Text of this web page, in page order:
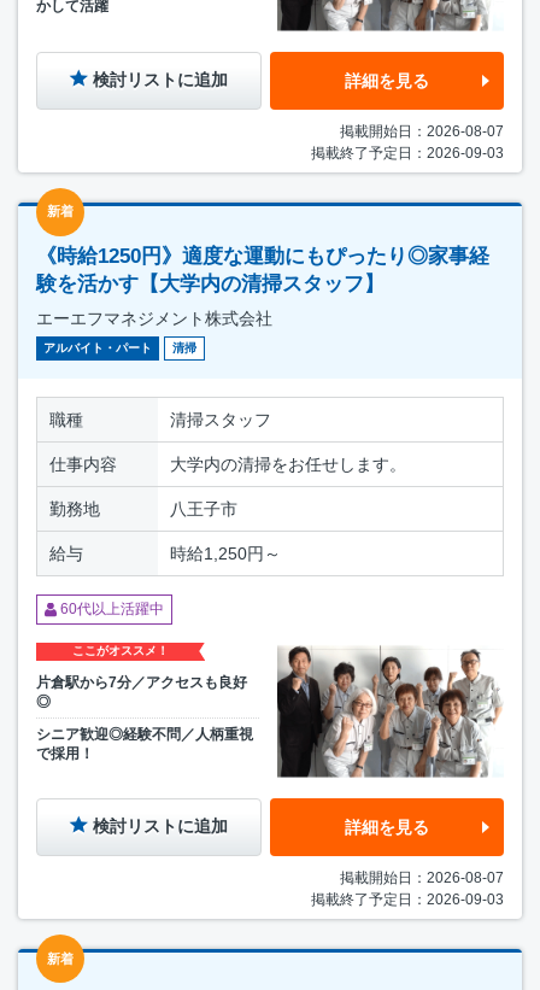
かして活躍
検討リストに追加 詳細を見る
掲載開始日：2026-08-07
掲載終了予定日：2026-09-03
新着
《時給1250円》適度な運動にもぴったり◎家事経
験を活かす【大学内の清掃スタッフ】
エーエフマネジメント株式会社
アルバイト・パート 清掃
職種 清掃スタッフ
仕事内容 大学内の清掃をお任せします。
勤務地 八王子市
給与 時給1,250円～
60代以上活躍中
ここがオススメ！
片倉駅から7分／アクセスも良好
◎
シニア歓迎◎経験不問／人柄重視
で採用！
検討リストに追加 詳細を見る
掲載開始日：2026-08-07
掲載終了予定日：2026-09-03
新着